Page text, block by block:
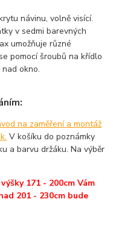
návinu, volně visící.
v sedmi barevných
umožňuje různé
pomocí šroubů na křídlo
okno.
na zaměření a montáž
V košíku do poznámky
a barvu držáku. Na výběr
171 - 200cm Vám
201 - 230cm bude